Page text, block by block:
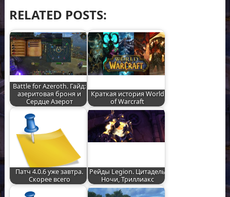
RELATED POSTS:
Battle for Azeroth. Гайд:
азеритовая броня и
Сердце Азерот
Краткая история World
of Warcraft
Патч 4.0.6 уже завтра.
Скорее всего
Рейды Legion. Цитадель
Ночи, Триллиакс